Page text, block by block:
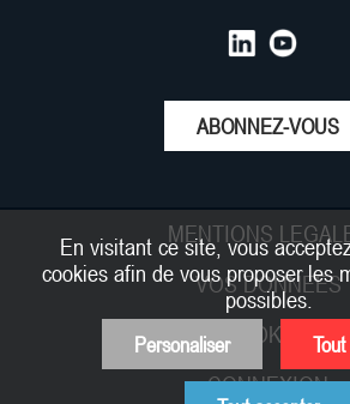
ABONNEZ-VOUS
MENTIONS
VOS DONNEES
COOKIES
CONNEXION
En visitant ce site, vous
cookies afin de vous proposer les
possibles.
Personaliser